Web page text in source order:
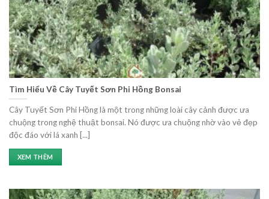
Tìm Hiểu Về Cây Tuyết Sơn Phi Hồng Bonsai
Cây Tuyết Sơn Phi Hồng là một trong những loài cây cảnh được ưa
chuộng trong nghệ thuật bonsai. Nó được ưa chuộng nhờ vào vẻ đẹp
độc đáo với lá xanh [...]
XEM THÊM